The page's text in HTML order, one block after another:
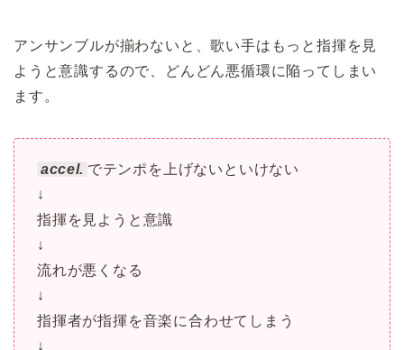
アンサンブルが揃わないと、歌い手はもっと指揮を見
ようと意識するので、どんどん悪循環に陥ってしまい
ます。
accel. でテンポを上げないといけない
↓
指揮を見ようと意識
↓
流れが悪くなる
↓
指揮者が指揮を音楽に合わせてしまう
↓